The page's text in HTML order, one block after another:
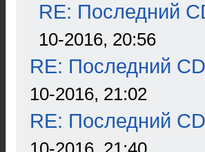
RE: Последний
10-2016, 20:56
RE: Последний
10-2016, 21:02
RE: Последний